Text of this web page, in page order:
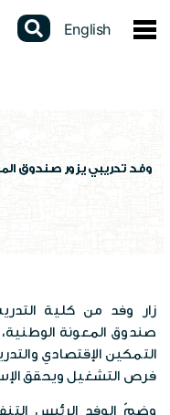
برامج الصندوق
مكاتب الصندوق
شهادة لمن يهمه الأمر
فتح محفظة الكترونية
المشاركات الالكترونية
الشكاوى الإلكترونية
تقييم الخدمة
الإستبيانات
دراسات وابحاث
احصاءات وبيانات
عن السجل
المركز الاعلامي
الاخبار
العطاءات
English
وفد تدريبي يزور صندوق
زار وفد من كلية
صندوق المعونة
التمكين الإقتصادي
فرص التشغيل ويحقق
وضمّ الوفد الرئيس